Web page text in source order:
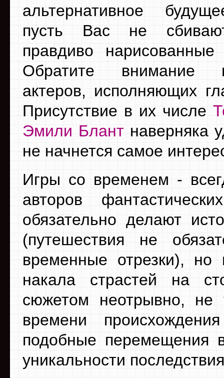
альтернативное
пусть Вас не
правдиво
Обратите внимание
актеров, исполняющих
Присутствие в их числе
Эмили Блант наверняка
не начнется самое
Игры со временем -
авторов
обязательно делают
(путешествия не
временные отрезки),
накала страстей на
сюжетом неотрывно, не
времени
подобные перемещения
уникальности